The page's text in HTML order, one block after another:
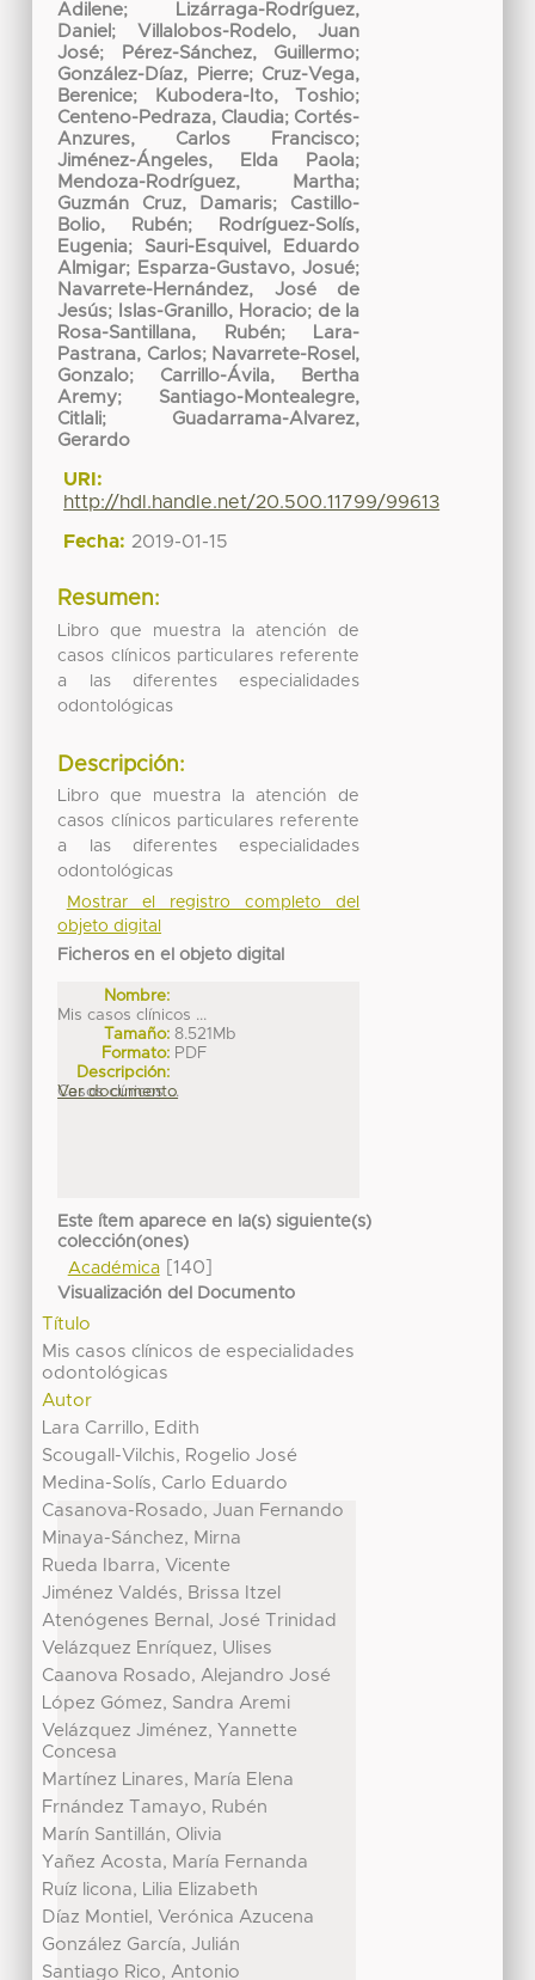
Adilene;
Lizárraga-Rodríguez,
Daniel ; Villalobos-Rodelo, Juan
José; Pérez-Sánchez, Guillermo;
González-Díaz, Pierre; Cruz-Vega,
Berenice; Kubodera-Ito, Toshio;
Centeno-Pedraza, Claudia; Cortés-
Anzures, Carlos Francisco;
Jiménez-Ángeles, Elda Paola;
Mendoza-Rodríguez, Martha;
Guzmán Cruz, Damaris; Castillo-
Bolio, Rubén;
Rodríguez-Solís,
Eugenia; Sauri-Esquivel, Eduardo
Almigar; Esparza-Gustavo, Josué;
Navarrete-Hernández, José de
Jesús; Islas-Granillo, Horacio; de la
Rosa-Santillana, Rubén;
Lara-
Pastrana, Carlos; Navarrete-Rosel,
Gonzalo; Carrillo-Ávila, Bertha
Aremy; Santiago-Montealegre,
Citlali; Guadarrama-Alvarez,
Gerardo
URI:
http://hdl.handle.net/20.500.11799/99613
Fecha: 2019-01-15
Resumen:
Libro que muestra la atención de
casos clínicos particulares referente
a las diferentes especialidades
odontológicas
Descripción:
Libro que muestra la atención de
casos clínicos particulares referente
a las diferentes especialidades
odontológicas
Mostrar el registro completo del
objeto digital
Ficheros en el objeto digital
Nombre:
Mis casos clínicos ...
Tamaño: 8.521Mb
Formato: PDF
Descripción:
Casos clínicos ...
Ver documento
Este ítem aparece en la(s) siguiente(s)
colección(ones)
Académica[140]
Visualización del Documento
Título
Mis casos clínicos de especialidades
odontológicas
Autor
Lara Carrillo, Edith
Scougall-Vilchis, Rogelio José
Medina-Solís, Carlo Eduardo
Casanova-Rosado, Juan Fernando
Minaya-Sánchez, Mirna
Rueda Ibarra, Vicente
Jiménez Valdés, Brissa Itzel
Atenógenes Bernal, José Trinidad
Velázquez Enríquez, Ulises
Caanova Rosado, Alejandro José
López Gómez, Sandra Aremi
Velázquez Jiménez, Yannette
Concesa
Martínez Linares, María Elena
Frnández Tamayo, Rubén
Marín Santillán, Olivia
Yañez Acosta, María Fernanda
Ruíz licona, Lilia Elizabeth
Díaz Montiel, Verónica Azucena
González García, Julián
Santiago Rico, Antonio